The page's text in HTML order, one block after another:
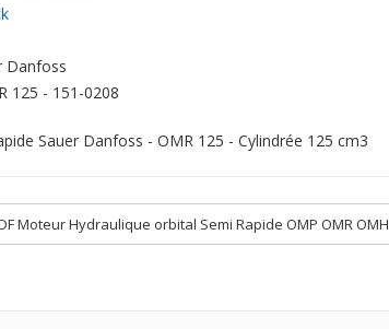
Danfoss
125 - 151-0208
Sauer Danfoss - OMR 125 - Cylindrée 125 cm3
Moteur Hydraulique orbital Semi Rapide OMP OMR OMH